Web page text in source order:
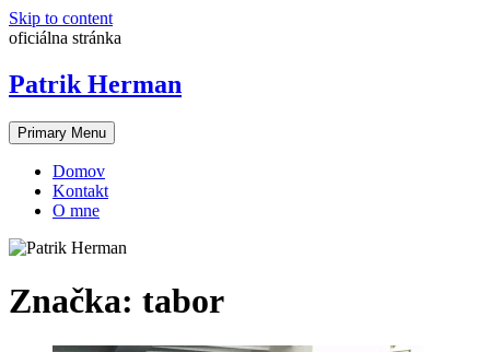
Skip to content
oficiálna stránka
Patrik Herman
Primary Menu
Domov
Kontakt
O mne
Značka: tabor